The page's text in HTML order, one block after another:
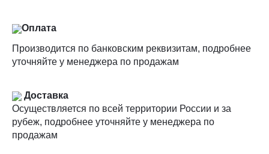
Оплата
Производится по банковским реквизитам, подробнее
уточняйте у менеджера по продажам
Доставка
Осуществляется по всей территории России и за
рубеж, подробнее уточняйте у менеджера по
продажам